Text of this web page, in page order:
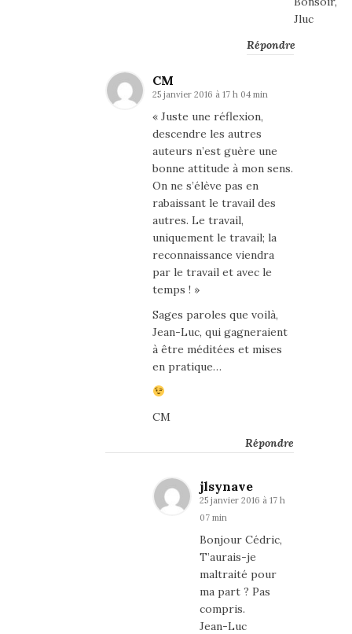
Jluc
Répondre
CM
25 janvier 2016 à 17 h 04 min
« Juste une réflexion,
descendre les autres
auteurs n’est guère une
bonne attitude à mon sens.
On ne s’élève pas en
rabaissant le travail des
autres. Le travail,
uniquement le travail; la
reconnaissance viendra
par le travail et avec le
temps ! »
Sages paroles que voilà,
Jean-Luc, qui gagneraient
à être méditées et mises
en pratique…
CM
Répondre
jlsynave
25 janvier 2016 à 17 h
07 min
Bonjour Cédric,
T’aurais-je
maltraité pour
ma part ? Pas
compris.
Jean-Luc